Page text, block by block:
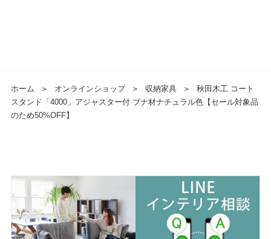
ホーム ＞ オンラインショップ ＞ 収納家具 ＞
秋田木工 コート
スタンド「4000」アジャスター付 ブナ材ナチュラル色【セール対象品
のため50%OFF】